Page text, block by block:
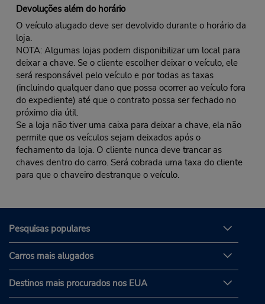
Devoluções além do horário
O veículo alugado deve ser devolvido durante o horário da
loja.
NOTA: Algumas lojas podem disponibilizar um local para
deixar a chave. Se o cliente escolher deixar o veículo, ele
será responsável pelo veículo e por todas as taxas
(incluindo qualquer dano que possa ocorrer ao veículo fora
do expediente) até que o contrato possa ser fechado no
próximo dia útil.
Se a loja não tiver uma caixa para deixar a chave, ela não
permite que os veículos sejam deixados após o
fechamento da loja. O cliente nunca deve trancar as
chaves dentro do carro. Será cobrada uma taxa do cliente
para que o chaveiro destranque o veículo.
Pesquisas populares
Carros mais alugados
Destinos mais procurados nos EUA